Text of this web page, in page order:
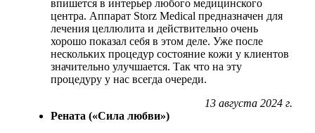
впишется в интерьер любого медицинского
центра. Аппарат Storz Medical предназначен для
лечения целлюлита и действительно очень
хорошо показал себя в этом деле. Уже после
нескольких процедур состояние кожи у клиентов
значительно улучшается. Так что на эту
процедуру у нас всегда очереди.
13 августа 2024 г.
Рената («Сила любви»)